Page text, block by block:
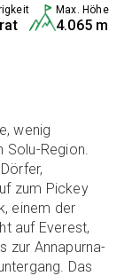
Max. Höhe
4.065 m
wenig
Region.
zum Pickey
einem der
auf Everest,
zur Annapurna-
Das